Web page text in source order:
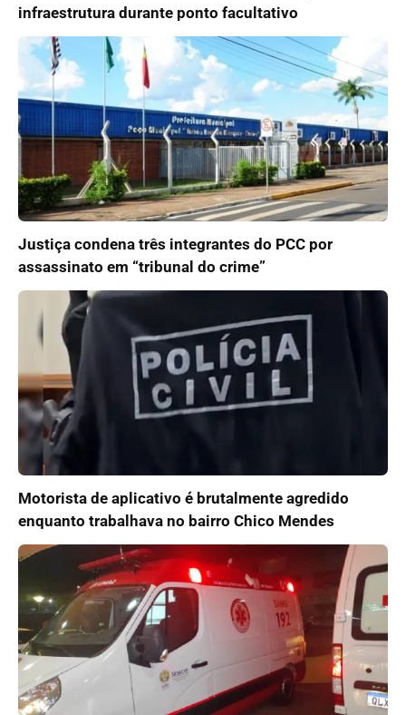
infraestrutura durante ponto facultativo
Justiça condena três integrantes do PCC por
assassinato em “tribunal do crime”
Motorista de aplicativo é brutalmente agredido
enquanto trabalhava no bairro Chico Mendes